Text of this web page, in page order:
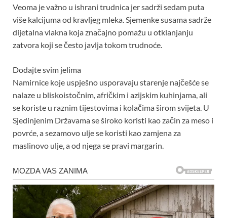
Veoma je važno u ishrani trudnica jer sadrži sedam puta
više kalcijuma od kravljeg mleka. Sjemenke susama sadrže
dijetalna vlakna koja značajno pomažu u otklanjanju
zatvora koji se često javlja tokom trudnoće.
Dodajte svim jelima
Namirnice koje uspješno usporavaju starenje najčešće se
nalaze u bliskoistočnim, afričkim i azijskim kuhinjama, ali
se koriste u raznim tijestovima i kolačima širom svijeta. U
Sjedinjenim Državama se široko koristi kao začin za meso i
povrće, a sezamovo ulje se koristi kao zamjena za
maslinovo ulje, a od njega se pravi margarin.